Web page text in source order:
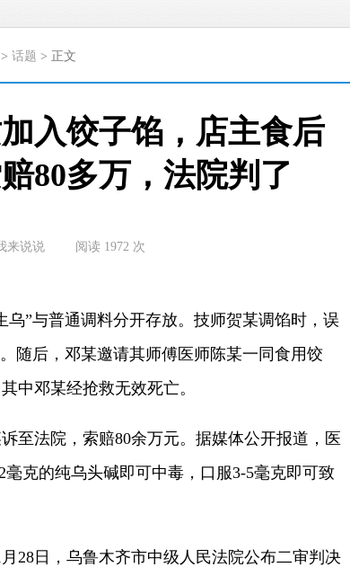
> 话题 > 正文
入饺子馅，店主食后
80多万，法院判了
来说说 阅读 1972 次
”与普通调料分开存放。技师贺某调馅时，误
随后，邓某邀请其师傅医师陈某一同食用饺
中邓某经抢救无效死亡。
法院，索赔80余万元。据媒体公开报道，医
克的纯乌头碱即可中毒，口服3-5毫克即可致
日，乌鲁木齐市中级人民法院公布二审判决